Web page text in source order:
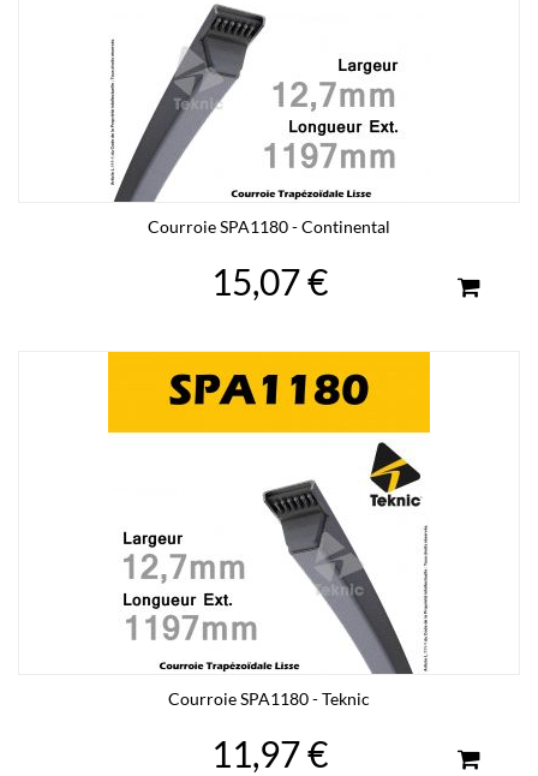
Courroie SPA1180 - Continental
15,07 €
Courroie SPA1180 - Teknic
11,97 €